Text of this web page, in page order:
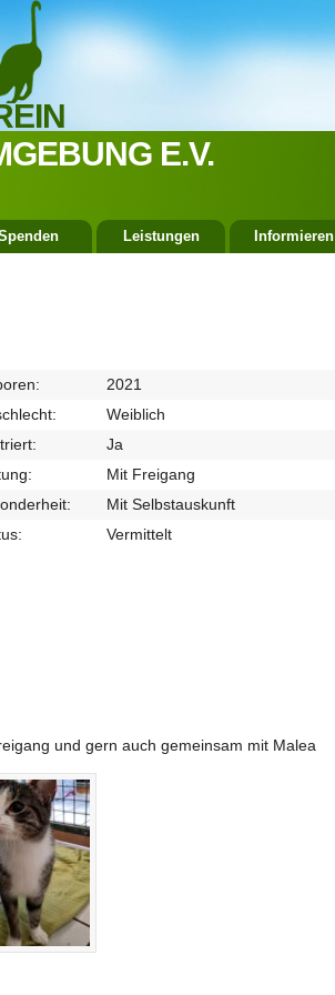
E.V.
Leistungen Informieren
2021
Weiblich
Ja
Mit Freigang
Mit Selbstauskunft
Vermittelt
und gern auch gemeinsam mit Malea